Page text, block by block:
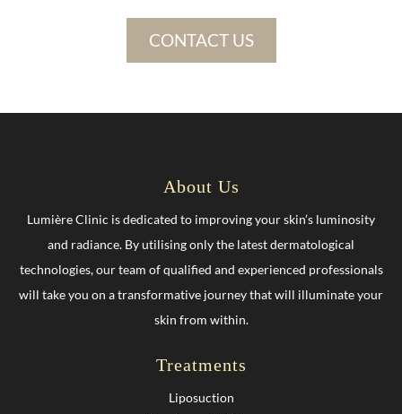
CONTACT US
About Us
Lumière Clinic is dedicated to improving your skin’s luminosity
and radiance. By utilising only the latest dermatological
technologies, our team of qualified and experienced professionals
will take you on a transformative journey that will illuminate your
skin from within.
Treatments
Liposuction